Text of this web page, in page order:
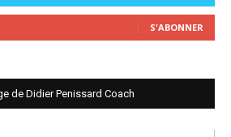
S'ABONNER
de Didier Penissard Coach